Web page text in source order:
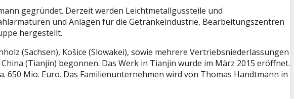
gegründet. Derzeit werden Leichtmetallgussteile und
und Anlagen für die Getränkeindustrie, Bearbeitungszentren
hergestellt.
(Sachsen), Košice (Slowakei), sowie mehrere Vertriebsniederlassungen
(Tianjin) begonnen. Das Werk in Tianjin wurde im März 2015 eröffnet.
Mio. Euro. Das Familienunternehmen wird von Thomas Handtmann in